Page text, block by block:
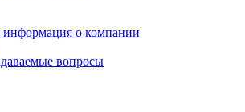
информация о компании
вопросы